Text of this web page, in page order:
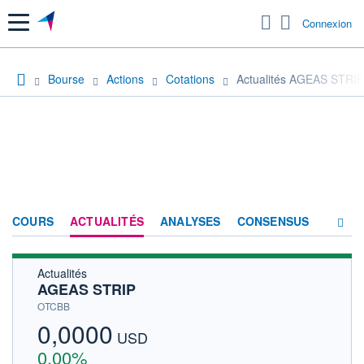
Menu Connexion
Bourse Actions Cotations Actualités AGEAS STRIP
COURS ACTUALITÉS ANALYSES CONSENSUS
Actualités
AGEAS STRIP
OTCBB
0,0000 USD
0,00%